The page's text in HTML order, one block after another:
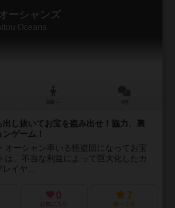
ーシャンズ
Oceans
し抜いてお宝を盗み出せ！協力、裏
ゲーム！
オーシャン率いる怪盗団になってお宝
は、不当な利益によって巨大化したカ
イヤ...
0
お気に入り
7
持ってる